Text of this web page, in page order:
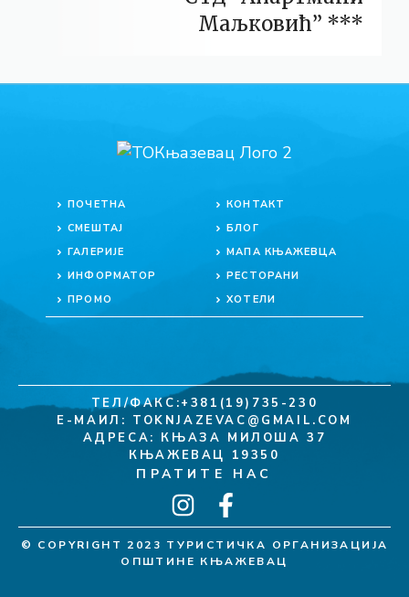
Маљковић” ***
ПОЧЕТНА
СМЕШТАЈ
ГАЛЕРИЈЕ
ИНФОРМАТОР
ПРОМО
КОНТАКТ
БЛОГ
МАПА КЊАЖЕВЦА
РЕСТОРАНИ
ХОТЕЛИ
ТЕЛ/ФАКС:+381(19)735-230
Е-МАИЛ: TOKNJAZEVAC@GMAIL.COM
АДРЕСА: КЊАЗА МИЛОША 37
КЊАЖЕВАЦ 19350
ПРАТИТЕ НАС
© COPYRIGHT 2023 ТУРИСТИЧКА ОРГАНИЗАЦИЈА
ОПШТИНЕ КЊАЖЕВАЦ